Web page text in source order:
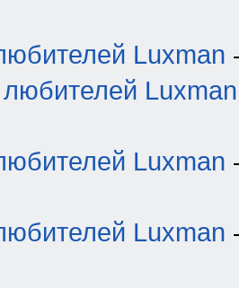
Luxman
Luxman
Luxman
Luxman